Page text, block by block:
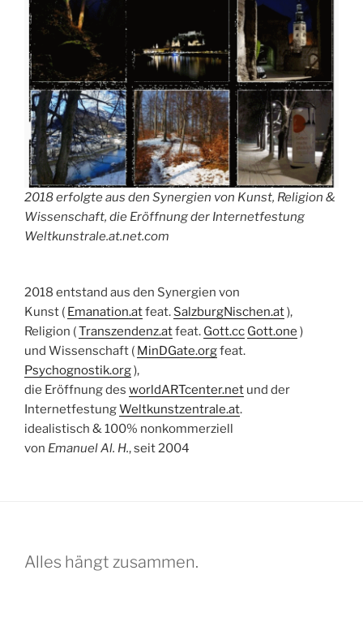
2018 erfolgte aus den Synergien von Kunst, Religion &
Wissenschaft, die Eröffnung der Internetfestung
Weltkunstrale.at.net.com
2018 entstand aus den Synergien von
Kunst ( Emanation.atfeat. SalzburgNischen.at),
Religion (Transzendenz.atfeat. Gott.cc Gott.one )
und Wissenschaft ( MinDGate.orgfeat.
Psychognostik.org),
die Eröffnung des worldARTcenter.net und der
InternetfestungWeltkunstzentrale.at.
idealistisch & 100% nonkommerziell
von Emanuel Al. H., seit 2004
Alles hängt zusammen.